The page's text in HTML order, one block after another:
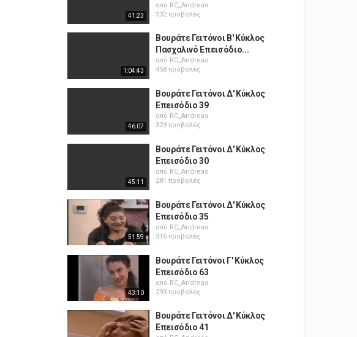
41:23
από RC_Andreas
332 προβολές
1:04:43
Βουράτε Γειτόνοι Β' Κύκλος
Πασχαλινό Επεισόδιο...
από RC_Andreas
458 προβολές
46:07
Βουράτε Γειτόνοι Δ' Κύκλος
Επεισόδιο 39
από RC_Andreas
323 προβολές
45:11
Βουράτε Γειτόνοι Δ' Κύκλος
Επεισόδιο 30
από RC_Andreas
281 προβολές
51:59
Βουράτε Γειτόνοι Δ' Κύκλος
Επεισόδιο 35
από RC_Andreas
316 προβολές
43:10
Βουράτε Γειτόνοι Γ' Κύκλος
Επεισόδιο 63
από RC_Andreas
293 προβολές
Βουράτε Γειτόνοι Δ' Κύκλος
Επεισόδιο 41